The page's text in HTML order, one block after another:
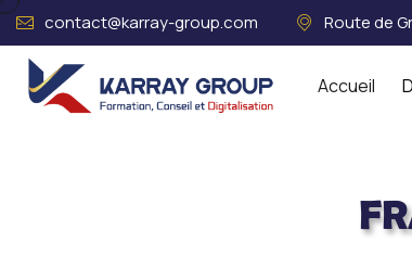
contact@karray-group.com Route de
Accueil